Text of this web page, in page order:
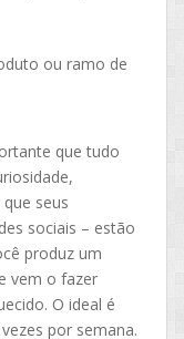
ou ramo de
que tudo
seus
sociais – estão
produz um
vem o fazer
O ideal é
por semana.